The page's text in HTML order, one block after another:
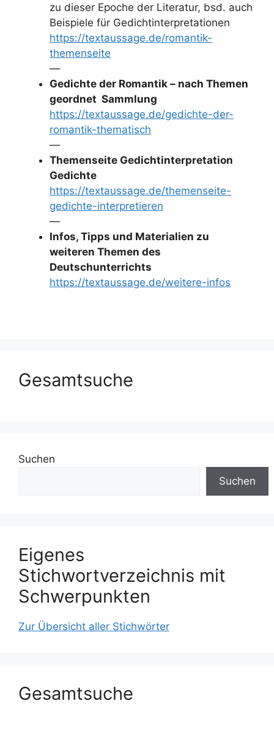
zu dieser Epoche der Literatur, bsd. auch
Beispiele für Gedichtinterpretationen
https://textaussage.de/romantik-
themenseite
—
Gedichte der Romantik – nach Themen
geordnet Sammlung
https://textaussage.de/gedichte-der-
romantik-thematisch
—
Themenseite Gedichtinterpretation
Gedichte
https://textaussage.de/themenseite-
gedichte-interpretieren
—
Infos, Tipps und Materialien zu
weiteren Themen des
Deutschunterrichts
https://textaussage.de/weitere-infos
Gesamtsuche
Suchen
Suchen
Eigenes
Stichwortverzeichnis mit
Schwerpunkten
Zur Übersicht aller Stichwörter
Gesamtsuche